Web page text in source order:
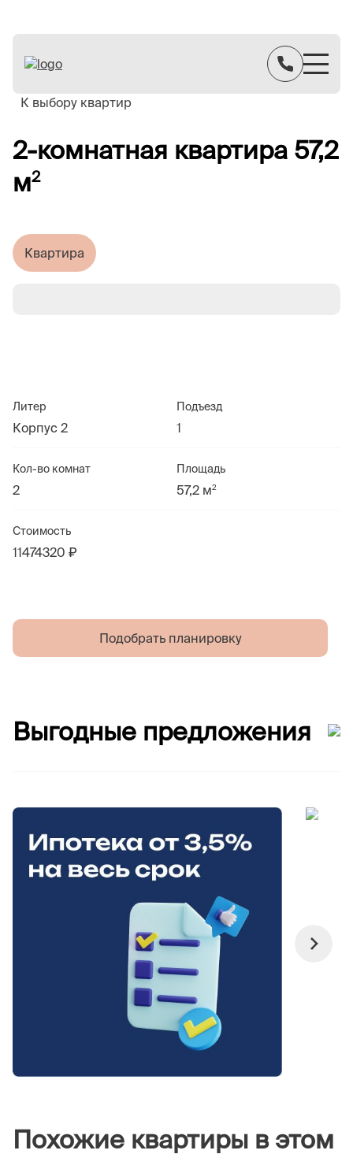
К выбору квартир
2-комнатная квартира 57,2
м2
Литер
Корпус 2
Подъезд
1
Кол-во комнат
2
Площадь
57,2 м2
Стоимость
11474320 ₽
Подобрать планировку
Квартира
Выгодные предложения
Похожие квартиры в этом